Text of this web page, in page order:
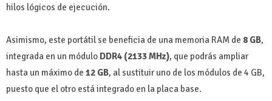
hilos lógicos de ejecución.
Asimismo, este portátil se beneficia de una memoria RAM de 8 GB,
integrada en un módulo DDR4 (2133 MHz), que podrás ampliar
hasta un máximo de 12 GB, al sustituir uno de los módulos de 4 GB,
puesto que el otro está integrado en la placa base.